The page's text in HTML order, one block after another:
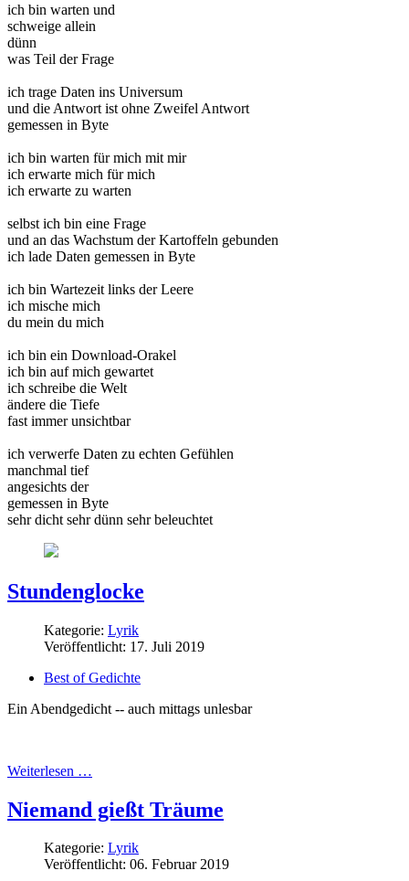
ich bin warten und
schweige allein
dünn
was Teil der Frage
ich trage Daten ins Universum
und die Antwort ist ohne Zweifel Antwort
gemessen in Byte
ich bin warten für mich mit mir
ich erwarte mich für mich
ich erwarte zu warten
selbst ich bin eine Frage
und an das Wachstum der Kartoffeln gebunden
ich lade Daten gemessen in Byte
ich bin Wartezeit links der Leere
ich mische mich
du mein du mich
ich bin ein Download-Orakel
ich bin auf mich gewartet
ich schreibe die Welt
ändere die Tiefe
fast immer unsichtbar
ich verwerfe Daten zu echten Gefühlen
manchmal tief
angesichts der
gemessen in Byte
sehr dicht sehr dünn sehr beleuchtet
Stundenglocke
Kategorie: Lyrik
Veröffentlicht: 17. Juli 2019
Best of Gedichte
Ein Abendgedicht -- auch mittags unlesbar
Weiterlesen …
Niemand gießt Träume
Kategorie: Lyrik
Veröffentlicht: 06. Februar 2019